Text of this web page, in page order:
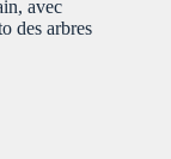
avec
des arbres